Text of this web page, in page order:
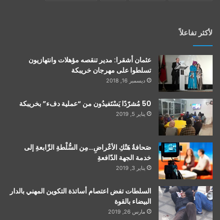
لأكثر تفاعلاً
عثمان أشقرا: مدير تنقصه مؤهلات وانتهازيون
تسلطوا على مهرجان خريبكة
ديسمبر 16, 2018
50 مُشرّدًا يَسْتَفيدُون من “عملية دفء” بخريبكة
يناير 5, 2019
صَحافةُ هَتْكِ الأعْراضِ…مِن السُّلْطةِ الرِّابعةِ إلى
خدمة الجهة الدّافعةِ
يناير 3, 2019
السلطات تفض اعتصام أساتذة التكوين المهني بالدار
البيضاء بالقوة
مارس 26, 2019